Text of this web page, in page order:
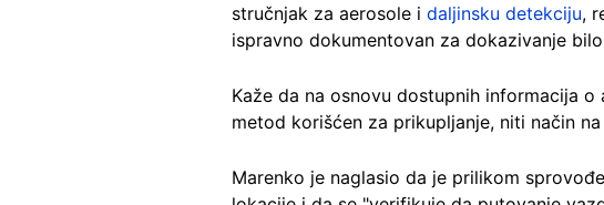
stručnjak za aerosole i daljinsku detekciju,
ispravno dokumentovan za dokazivanje
Kaže da na osnovu dostupnih informacija
metod korišćen za prikupljanje, niti način
Marenko je naglasio da je prilikom